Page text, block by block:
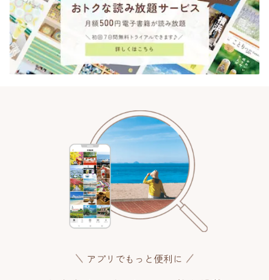
アプリでもっと便利に